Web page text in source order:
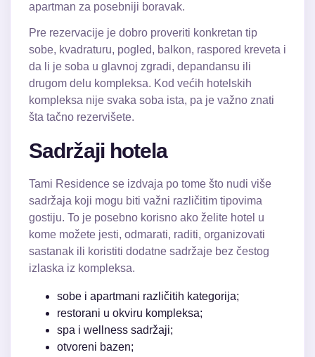
apartman za posebniji boravak.
Pre rezervacije je dobro proveriti konkretan tip
sobe, kvadraturu, pogled, balkon, raspored kreveta i
da li je soba u glavnoj zgradi, depandansu ili
drugom delu kompleksa. Kod većih hotelskih
kompleksa nije svaka soba ista, pa je važno znati
šta tačno rezervišete.
Sadržaji hotela
Tami Residence se izdvaja po tome što nudi više
sadržaja koji mogu biti važni različitim tipovima
gostiju. To je posebno korisno ako želite hotel u
kome možete jesti, odmarati, raditi, organizovati
sastanak ili koristiti dodatne sadržaje bez čestog
izlaska iz kompleksa.
sobe i apartmani različitih kategorija;
restorani u okviru kompleksa;
spa i wellness sadržaji;
otvoreni bazen;